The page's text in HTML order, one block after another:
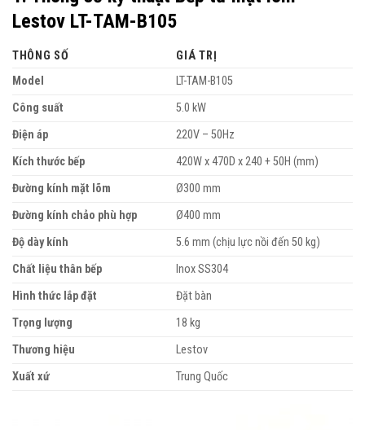
Lestov LT-TAM-B105
THÔNG SỐ
GIÁ TRỊ
Model
LT-TAM-B105
Công suất
5.0 kW
Điện áp
220V – 50Hz
Kích thước bếp
420W x 470D x 240 + 50H (mm)
Đường kính mặt lõm
Ø300 mm
Đường kính chảo phù hợp
Ø400 mm
Độ dày kính
5.6 mm (chịu lực nồi đến 50 kg)
Chất liệu thân bếp
Inox SS304
Hình thức lắp đặt
Đặt bàn
Trọng lượng
18 kg
Thương hiệu
Lestov
Xuất xứ
Trung Quốc